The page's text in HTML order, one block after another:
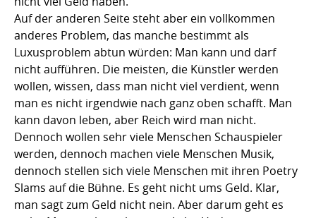
Auf der anderen Seite steht aber ein vollkommen
anderes Problem, das manche bestimmt als
Luxusproblem abtun würden: Man kann und darf
nicht aufführen. Die meisten, die Künstler werden
wollen, wissen, dass man nicht viel verdient, wenn
man es nicht irgendwie nach ganz oben schafft. Man
kann davon leben, aber Reich wird man nicht.
Dennoch wollen sehr viele Menschen Schauspieler
werden, dennoch machen viele Menschen Musik,
dennoch stellen sich viele Menschen mit ihren Poetry
Slams auf die Bühne. Es geht nicht ums Geld. Klar,
man sagt zum Geld nicht nein. Aber darum geht es